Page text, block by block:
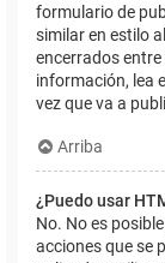
formulario de
similar en estilo
encerrados entre
información, lea
vez que va a
Arriba
¿Puedo usar
No. No es
acciones que se